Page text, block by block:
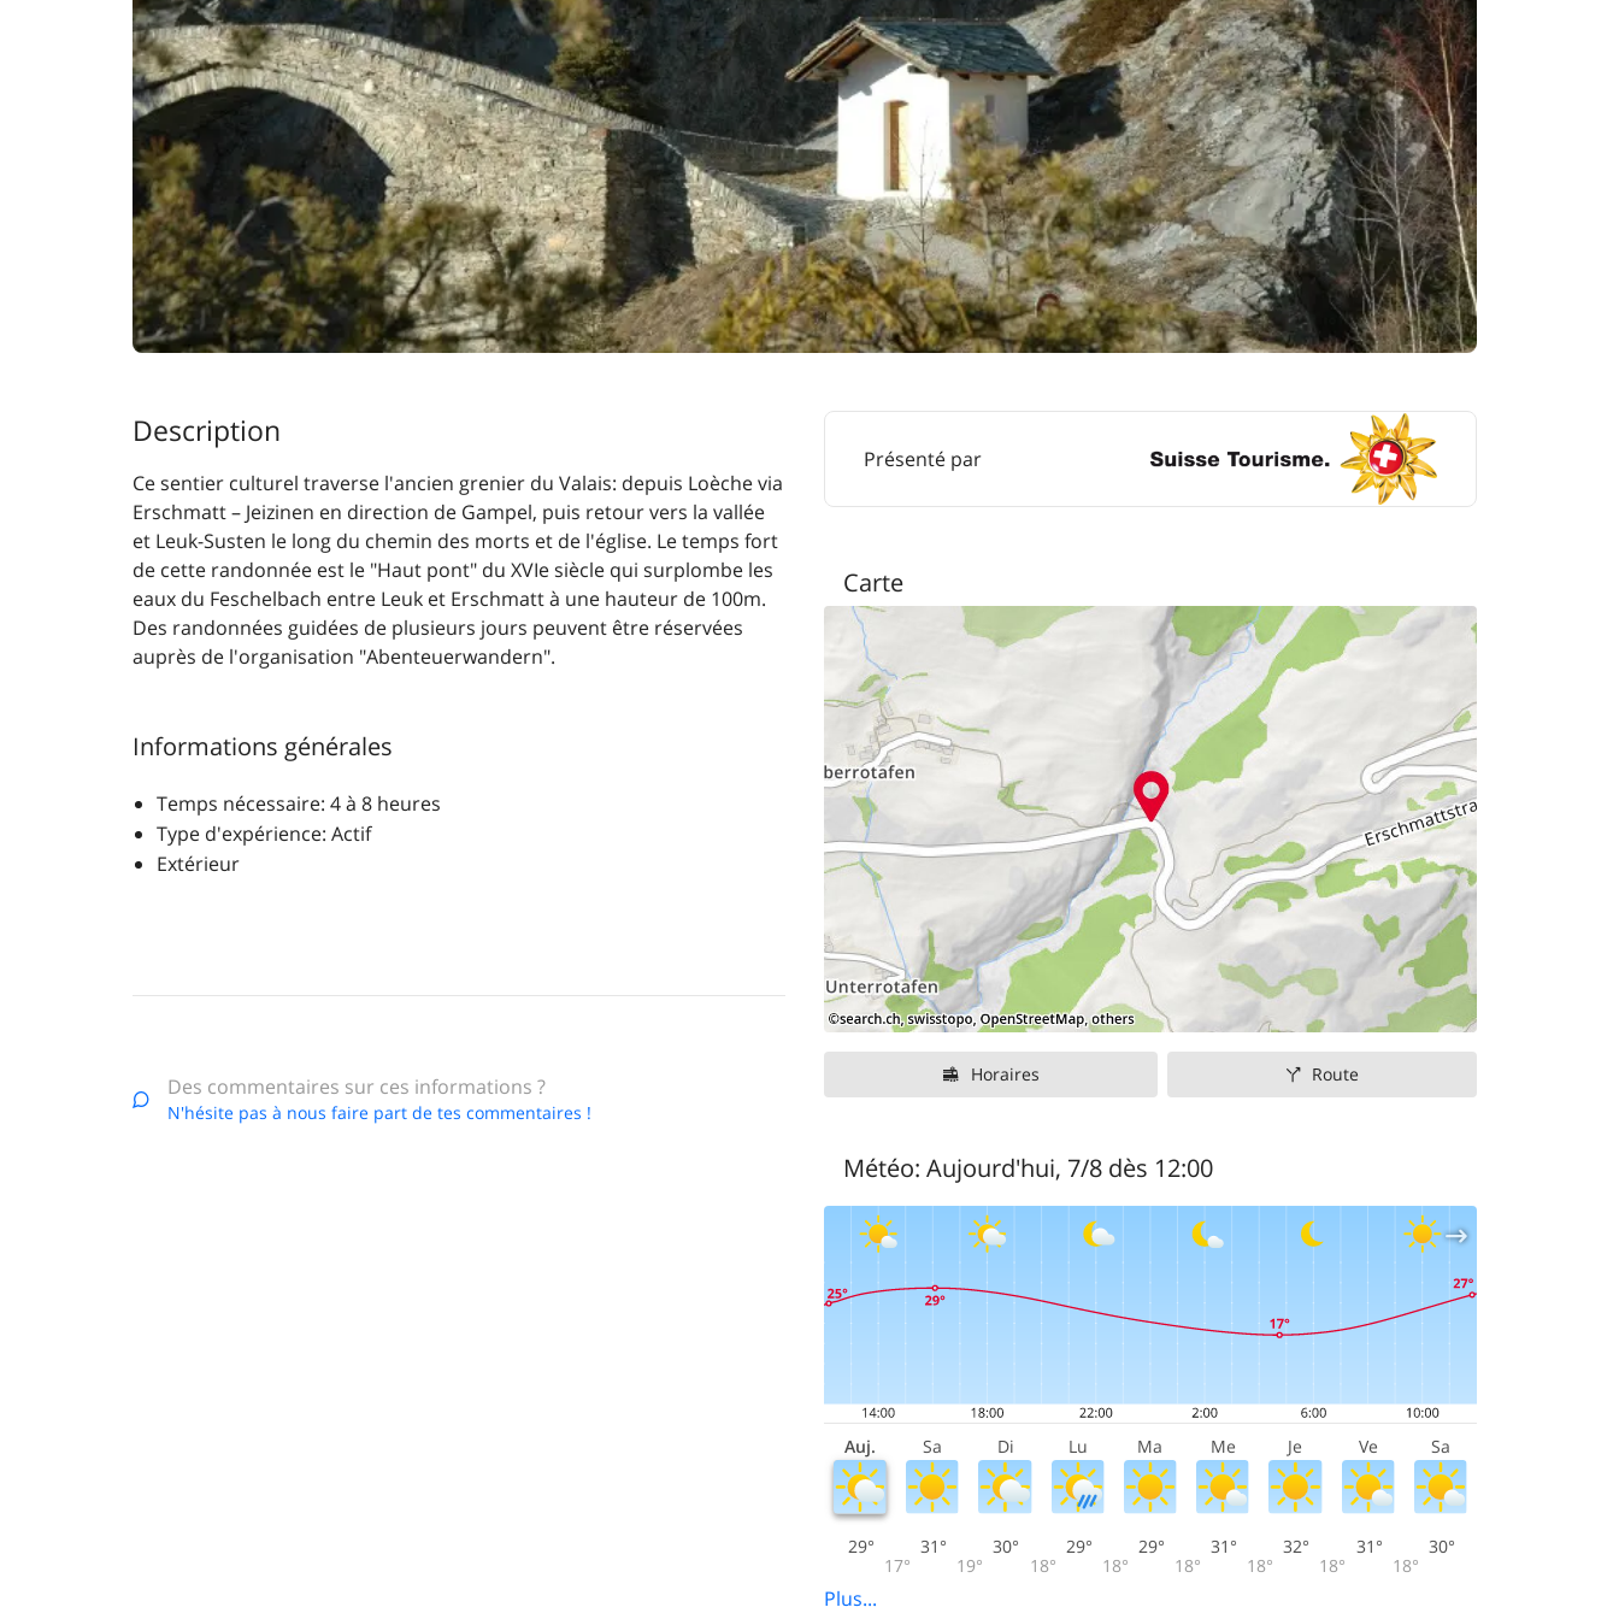
Description
Ce sentier culturel traverse l'ancien grenier du Valais: depuis Loèche via
Erschmatt – Jeizinen en direction de Gampel, puis retour vers la vallée
et Leuk-Susten le long du chemin des morts et de l'église. Le temps fort
de cette randonnée est le "Haut pont" du XVIe siècle qui surplombe les
eaux du Feschelbach entre Leuk et Erschmatt à une hauteur de 100m.
Des randonnées guidées de plusieurs jours peuvent être réservées
auprès de l'organisation "Abenteuerwandern".
Informations générales
Temps nécessaire: 4 à 8 heures
Type d'expérience: Actif
Extérieur
Des commentaires sur ces informations ?
N'hésite pas à nous faire part de tes commentaires !
Présenté par
Carte
Horaires Route
Météo: Aujourd'hui, 7/8 dès 12:00
Auj. Sa Di Lu Ma Me Je Ve Sa
29°
17°
31°
19°
30°
18°
29°
18°
29°
18°
31°
18°
32°
18°
31°
18°
30°
Plus...